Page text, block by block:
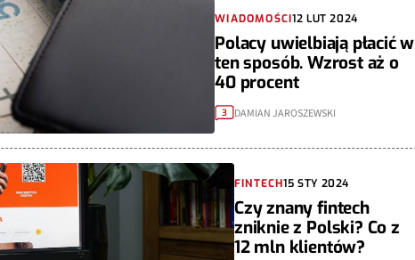
WIADOMOŚCI12 LUT 2024
Polacy uwielbiają płacić w
ten sposób. Wzrost aż o
40 procent
3 DAMIAN JAROSZEWSKI
FINTECH15 STY 2024
Czy znany fintech
zniknie z Polski? Co z
12 mln klientów?